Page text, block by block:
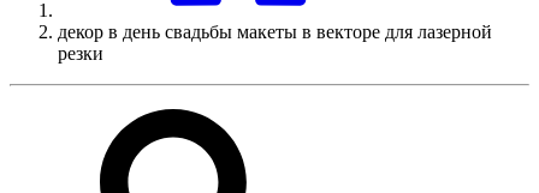
декор в день свадьбы макеты в векторе для лазерной
резки